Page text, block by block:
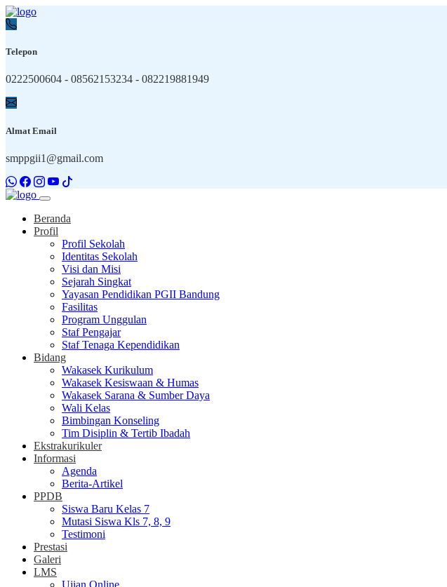
Telepon
0222500604 - 08562153234 - 082219881949
Almat Email
smppgii1@gmail.com
Beranda
Profil
Profil Sekolah
Identitas Sekolah
Visi dan Misi
Sejarah Singkat
Yayasan Pendidikan PGII Bandung
Fasilitas
Program Unggulan
Staf Pengajar
Staf Tenaga Kependidikan
Bidang
Wakasek Kurikulum
Wakasek Kesiswaan & Humas
Wakasek Sarana & Sumber Daya
Wali Kelas
Bimbingan Konseling
Tim Disiplin & Tertib Ibadah
Ekstrakurikuler
Informasi
Agenda
Berita-Artikel
PPDB
Siswa Baru Kelas 7
Mutasi Siswa Kls 7, 8, 9
Testimoni
Prestasi
Galeri
LMS
Ujian Online